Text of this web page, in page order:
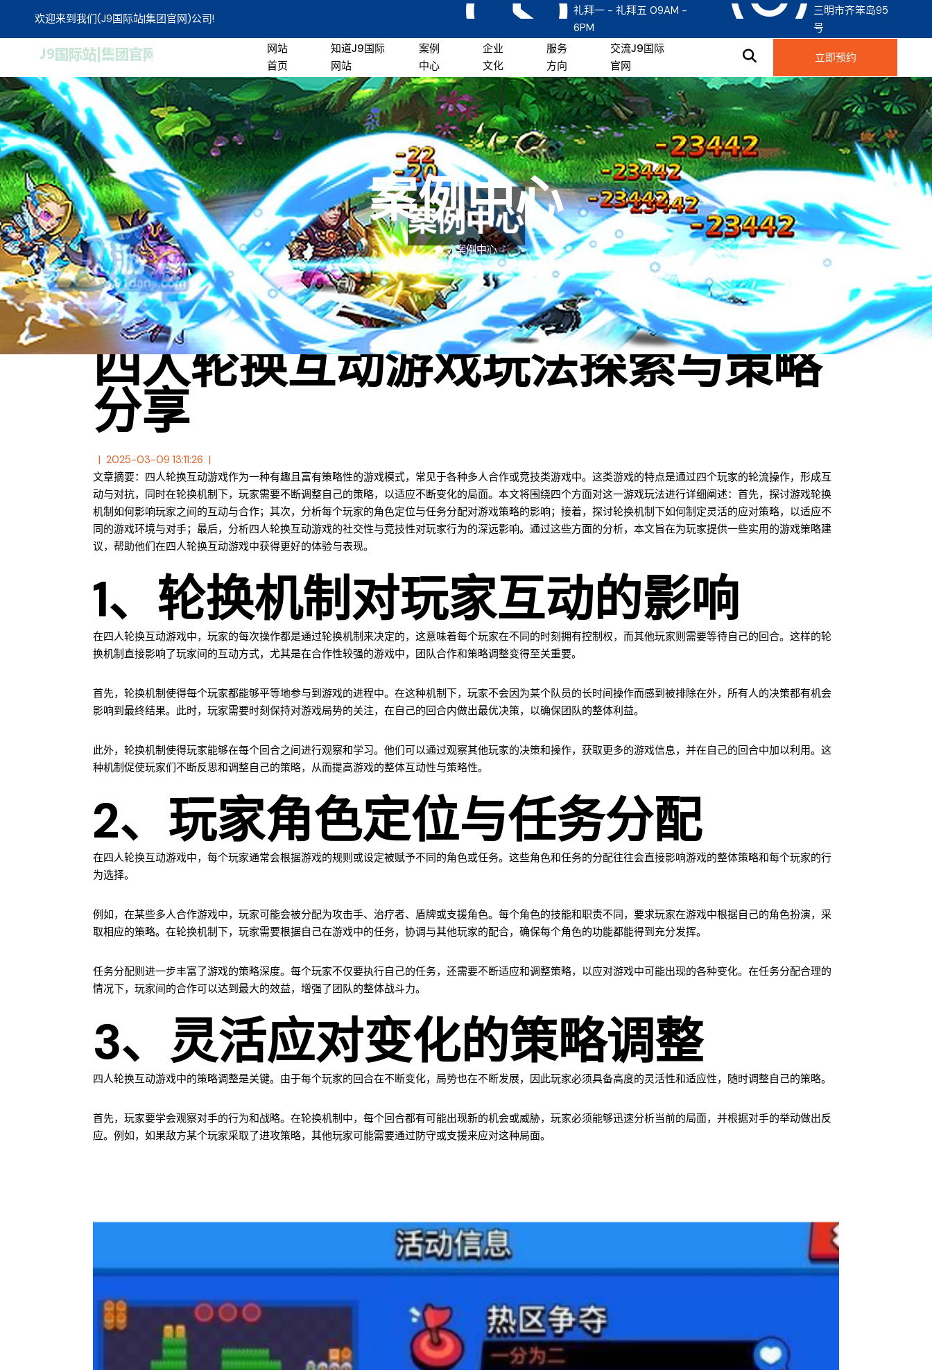
欢迎来到我们(J9国际站|集团官网)公司!
礼拜一 - 礼拜五 09AM -
6PM
三明市齐笨岛95
号
网站
首页
知道j9国际
网站
案例
中心
企业
文化
服务
方向
交流J9国际
官网
立即预约
案例中心
/ 案例中心
四人轮换互动游戏玩法探索与策略
分享
2025-03-09 13:11:26
文章摘要：四人轮换互动游戏作为一种有趣且富有策略性的游戏模式，常见于各种多人合作或竞技类游戏中。这类游戏的特点是通过四个玩家的轮流操作，形成互
动与对抗，同时在轮换机制下，玩家需要不断调整自己的策略，以适应不断变化的局面。本文将围绕四个方面对这一游戏玩法进行详细阐述：首先，探讨游戏轮换
机制如何影响玩家之间的互动与合作；其次，分析每个玩家的角色定位与任务分配对游戏策略的影响；接着，探讨轮换机制下如何制定灵活的应对策略，以适应不
同的游戏环境与对手；最后，分析四人轮换互动游戏的社交性与竞技性对玩家行为的深远影响。通过这些方面的分析，本文旨在为玩家提供一些实用的游戏策略建
议，帮助他们在四人轮换互动游戏中获得更好的体验与表现。
1、轮换机制对玩家互动的影响
在四人轮换互动游戏中，玩家的每次操作都是通过轮换机制来决定的，这意味着每个玩家在不同的时刻拥有控制权，而其他玩家则需要等待自己的回合。这样的轮
换机制直接影响了玩家间的互动方式，尤其是在合作性较强的游戏中，团队合作和策略调整变得至关重要。
首先，轮换机制使得每个玩家都能够平等地参与到游戏的进程中。在这种机制下，玩家不会因为某个队员的长时间操作而感到被排除在外，所有人的决策都有机会
影响到最终结果。此时，玩家需要时刻保持对游戏局势的关注，在自己的回合内做出最优决策，以确保团队的整体利益。
此外，轮换机制使得玩家能够在每个回合之间进行观察和学习。他们可以通过观察其他玩家的决策和操作，获取更多的游戏信息，并在自己的回合中加以利用。这
种机制促使玩家们不断反思和调整自己的策略，从而提高游戏的整体互动性与策略性。
2、玩家角色定位与任务分配
在四人轮换互动游戏中，每个玩家通常会根据游戏的规则或设定被赋予不同的角色或任务。这些角色和任务的分配往往会直接影响游戏的整体策略和每个玩家的行
为选择。
例如，在某些多人合作游戏中，玩家可能会被分配为攻击手、治疗者、盾牌或支援角色。每个角色的技能和职责不同，要求玩家在游戏中根据自己的角色扮演，采
取相应的策略。在轮换机制下，玩家需要根据自己在游戏中的任务，协调与其他玩家的配合，确保每个角色的功能都能得到充分发挥。
任务分配则进一步丰富了游戏的策略深度。每个玩家不仅要执行自己的任务，还需要不断适应和调整策略，以应对游戏中可能出现的各种变化。在任务分配合理的
情况下，玩家间的合作可以达到最大的效益，增强了团队的整体战斗力。
3、灵活应对变化的策略调整
四人轮换互动游戏中的策略调整是关键。由于每个玩家的回合在不断变化，局势也在不断发展，因此玩家必须具备高度的灵活性和适应性，随时调整自己的策略。
首先，玩家要学会观察对手的行为和战略。在轮换机制中，每个回合都有可能出现新的机会或威胁，玩家必须能够迅速分析当前的局面，并根据对手的举动做出反
应。例如，如果敌方某个玩家采取了进攻策略，其他玩家可能需要通过防守或支援来应对这种局面。